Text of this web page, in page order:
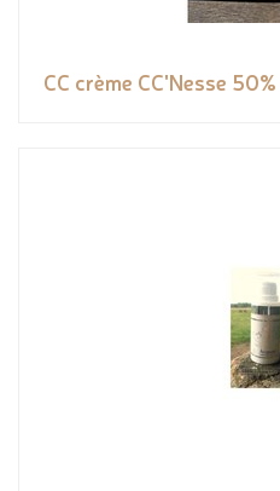
CC crème CC'Nesse